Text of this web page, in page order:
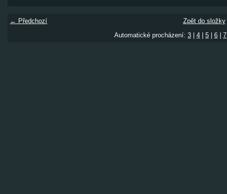
← Předchozí
Zpět do složky
Automatické procházení: 3 4 5 6 7